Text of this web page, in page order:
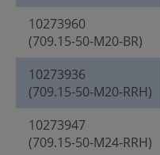
10273960
(709.15-50-M20-BR)
10273936
(709.15-50-M20-RRH)
10273947
(709.15-50-M24-RRH)